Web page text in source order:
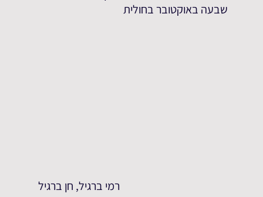
שבעה באוקטובר בחולית
רמי ברגיל, חן ברגיל